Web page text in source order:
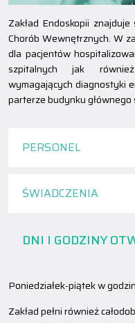
Zakład Endoskopii
Chorób Wewnętrznych. W
dla pacjentów
szpitalnych jak
wymagających diagnostyki
parterze budynku głównego
PERSONEL
ŚWIADCZENIA
DNI I GODZINY
Poniedziałek-piątek w
Zakład pełni również